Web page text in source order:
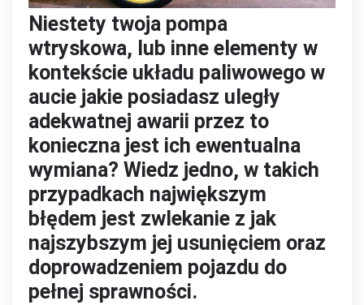
Niestety twoja pompa
wtryskowa, lub inne elementy w
kontekście układu paliwowego w
aucie jakie posiadasz uległy
adekwatnej awarii przez to
konieczna jest ich ewentualna
wymiana? Wiedz jedno, w takich
przypadkach największym
błędem jest zwlekanie z jak
najszybszym jej usunięciem oraz
doprowadzeniem pojazdu do
pełnej sprawności.